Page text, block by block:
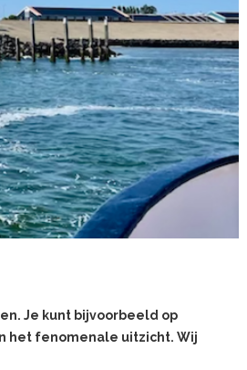
Je kunt bijvoorbeeld op
het fenomenale uitzicht. Wij